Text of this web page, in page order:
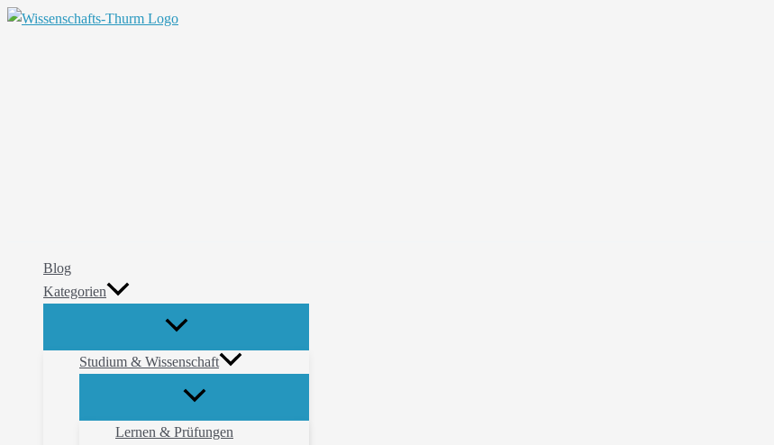
Zum
Blog
Kategorien
Studium & Wissenschaft
Lernen & Prüfungen